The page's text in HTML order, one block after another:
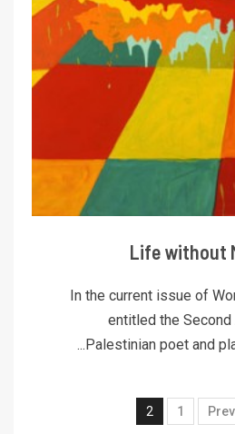
Life without
In the current issue of
entitled the Second
Palestinian poet and
1
2